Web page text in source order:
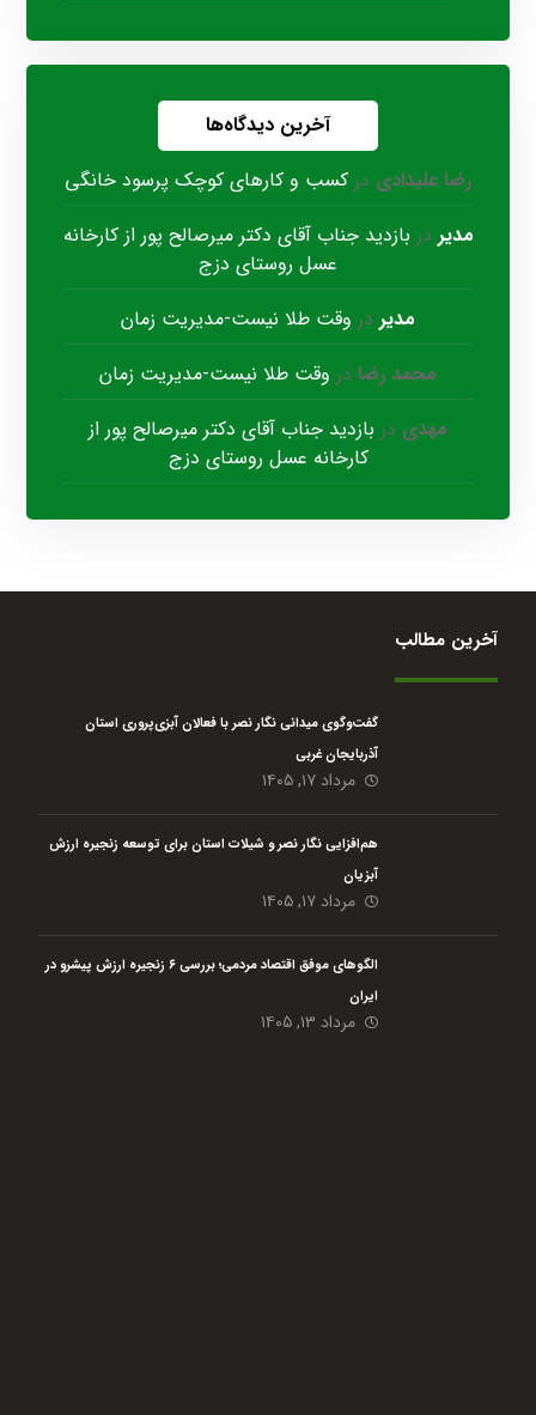
آخرین دیدگاه‌ها
رضا علیدادی در کسب و کارهای کوچک پرسود خانگی
مدیر در بازدید جناب آقای دکتر میرصالح پور از کارخانه
عسل روستای دزج
مدیر در وقت طلا نیست-مدیریت زمان
محمد رضا در وقت طلا نیست-مدیریت زمان
مهدی در بازدید جناب آقای دکتر میرصالح پور از
کارخانه عسل روستای دزج
آخرین مطالب
گفت‌وگوی میدانی نگار نصر با فعالان آبزی‌پروری استان
آذربایجان غربی
مرداد ۱۷, ۱۴۰۵
هم‌افزایی نگار نصر و شیلات استان برای توسعه زنجیره ارزش
آبزیان
مرداد ۱۷, ۱۴۰۵
الگوهای موفق اقتصاد مردمی؛ بررسی ۶ زنجیره ارزش پیشرو در
ایران
مرداد ۱۳, ۱۴۰۵